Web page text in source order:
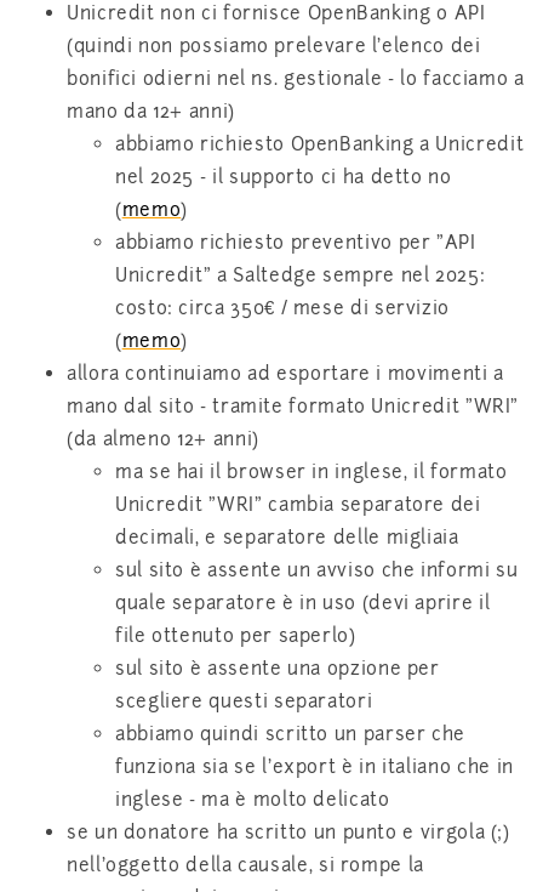
Unicredit non ci fornisce OpenBanking o API
(quindi non possiamo prelevare l'elenco dei
bonifici odierni nel ns. gestionale - lo facciamo a
mano da 12+ anni)
abbiamo richiesto OpenBanking a Unicredit
nel 2025 - il supporto ci ha detto no
(memo)
abbiamo richiesto preventivo per "API
Unicredit" a Saltedge sempre nel 2025:
costo: circa 350€ / mese di servizio
(memo)
allora continuiamo ad esportare i movimenti a
mano dal sito - tramite formato Unicredit "WRI"
(da almeno 12+ anni)
ma se hai il browser in inglese, il formato
Unicredit "WRI" cambia separatore dei
decimali, e separatore delle migliaia
sul sito è assente un avviso che informi su
quale separatore è in uso (devi aprire il
file ottenuto per saperlo)
sul sito è assente una opzione per
scegliere questi separatori
abbiamo quindi scritto un parser che
funziona sia se l'export è in italiano che in
inglese - ma è molto delicato
se un donatore ha scritto un punto e virgola (;)
nell'oggetto della causale, si rompe la